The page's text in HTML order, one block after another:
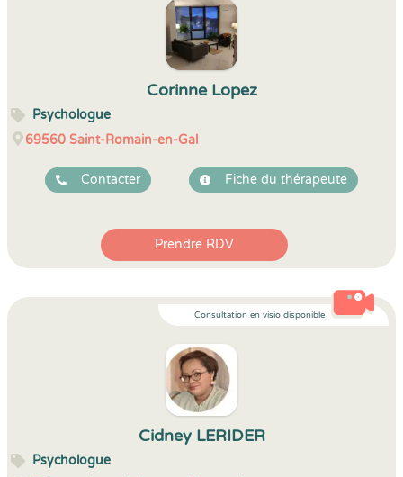
Corinne Lopez
Psychologue
69560 Saint-Romain-en-Gal
Contacter Fiche du thérapeute
Prendre RDV
Consultation en visio disponible
Cidney LERIDER
Psychologue